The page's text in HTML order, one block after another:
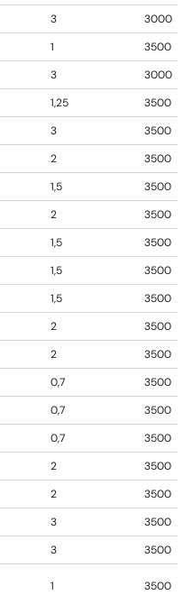
3
3000
1
3500
3
3000
1,25
3500
3
3500
2
3500
1,5
3500
2
3500
1,5
3500
1,5
3500
1,5
3500
2
3500
2
3500
0,7
3500
0,7
3500
0,7
3500
2
3500
2
3500
3
3500
3 3500
1 3500